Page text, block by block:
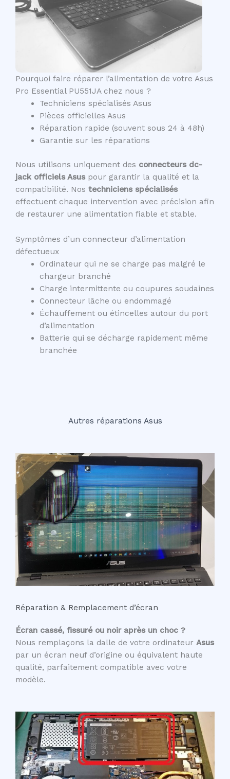
Pourquoi faire réparer l’alimentation de votre Asus
Pro Essential PU551JA chez nous ?
Techniciens spécialisés Asus
Pièces officielles Asus
Réparation rapide (souvent sous 24 à 48h)
Garantie sur les réparations
Nous utilisons uniquement des connecteurs dc-
jack officiels Asuspour garantir la qualité et la
compatibilité. Nos techniciens spécialisés
effectuent chaque intervention avec précision afin
de restaurer une alimentation fiable et stable.
Symptômes d’un connecteur d’alimentation
défectueux
Ordinateur qui ne se charge pas malgré le
chargeur branché
Charge intermittente ou coupures soudaines
Connecteur lâche ou endommagé
Échauffement ou étincelles autour du port
d’alimentation
Batterie qui se décharge rapidement même
branchée
Autres réparations Asus
Réparation & Remplacement d’écran
Écran cassé, fissuré ou noir après un choc ?
Nous remplaçons la dalle de votre ordinateur Asus
par un écran neuf d’origine ou équivalent haute
qualité, parfaitement compatible avec votre
modèle.